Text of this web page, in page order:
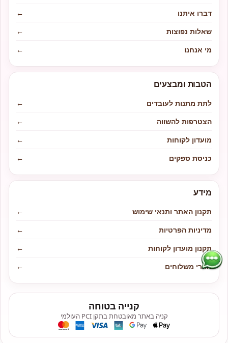
דברו איתנו
←
שאלות נפוצות
←
מי אנחנו
←
הטבות ומבצעים
לתת מתנות לעובדים
←
הצטרפות להשווה
←
מועדון לקוחות
←
כניסת ספקים
←
מידע
תקנון האתר ותנאי שימוש
←
מדיניות הפרטיות
←
תקנון מועדון לקוחות
←
אזורי משלוחים
←
קנייה בטוחה
קניה באתר מאובטחת בתקן PCI העולמי